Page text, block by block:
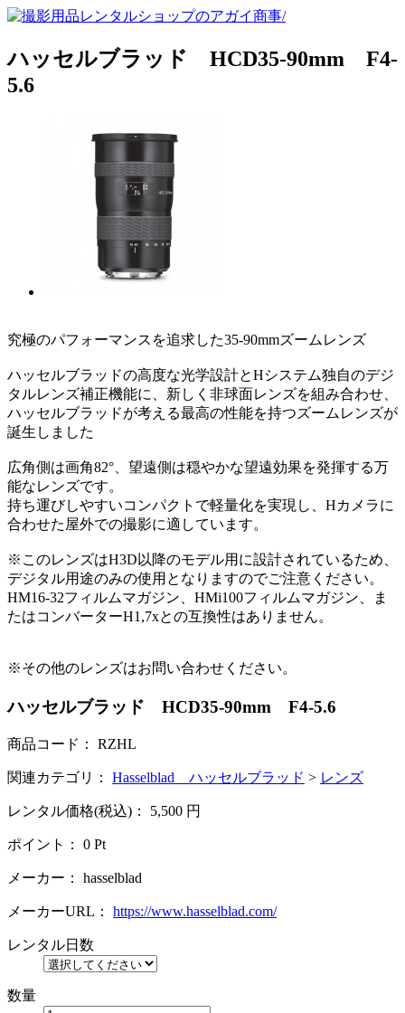
ハッセルブラッド HCD35-90mm F4-
5.6
究極のパフォーマンスを追求した35-90mmズームレンズ
ハッセルブラッドの高度な光学設計とHシステム独自のデジ
タルレンズ補正機能に、新しく非球面レンズを組み合わせ、
ハッセルブラッドが考える最高の性能を持つズームレンズが
誕生しました
広角側は画角82°、望遠側は穏やかな望遠効果を発揮する万
能なレンズです。
持ち運びしやすいコンパクトで軽量化を実現し、Hカメラに
合わせた屋外での撮影に適しています。
※このレンズはH3D以降のモデル用に設計されているため、
デジタル用途のみの使用となりますのでご注意ください。
HM16-32フィルムマガジン、HMi100フィルムマガジン、ま
たはコンバーターH1,7xとの互換性はありません。
※その他のレンズはお問い合わせください。
ハッセルブラッド HCD35-90mm F4-5.6
商品コード： RZHL
関連カテゴリ： Hasselblad ハッセルブラッド > レンズ
レンタル価格(税込)： 5,500 円
ポイント： 0 Pt
メーカー： hasselblad
メーカーURL： https://www.hasselblad.com/
レンタル日数
数量